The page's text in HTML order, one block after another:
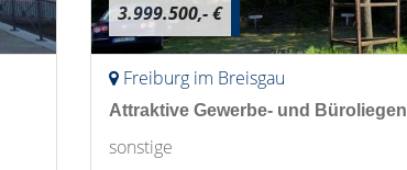
3.999.500,- €
Freiburg im Breisgau
Attraktive Gewerbe- und
sonstige